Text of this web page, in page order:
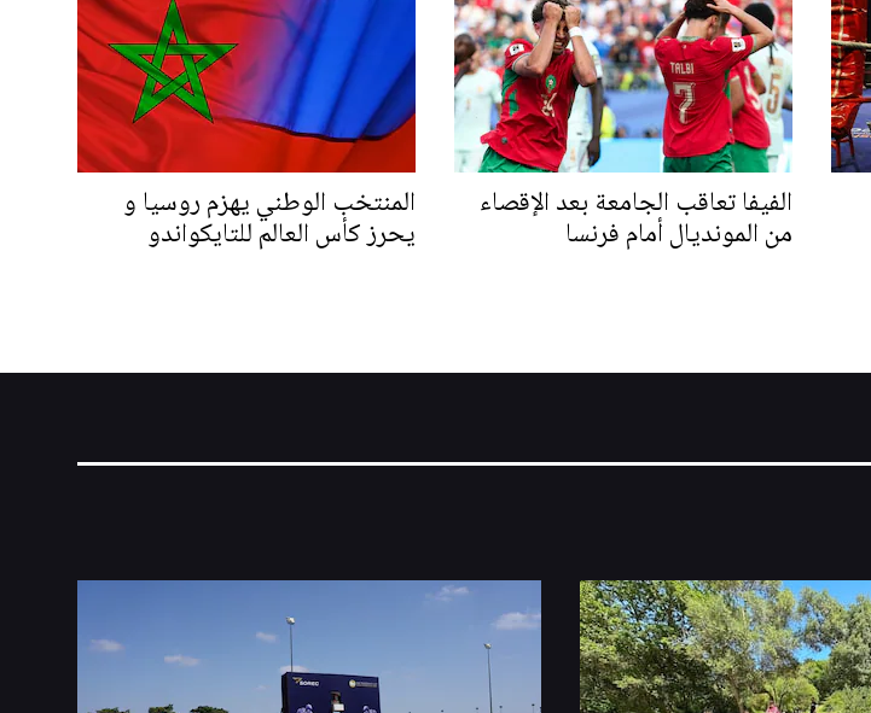
الفيفا تعاقب الجامعة بعد الإقصاء
من المونديال أمام فرنسا
المنتخب الوطني يهزم روسيا و
يحرز كأس العالم للتايكواندو